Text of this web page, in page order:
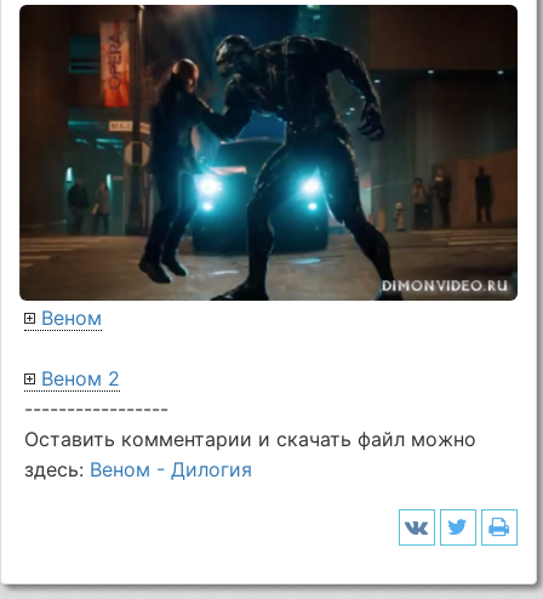
Веном
Веном 2
-----------------
Оставить комментарии и скачать файл можно
здесь: Веном - Дилогия